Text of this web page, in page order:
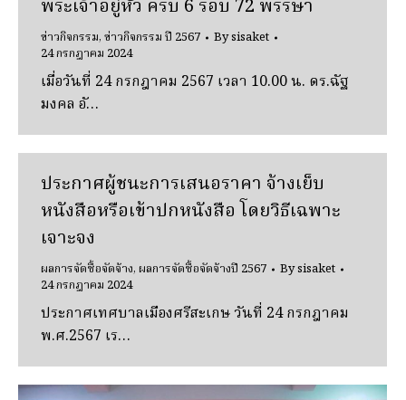
พระเจ้าอยู่หัว ครบ 6 รอบ 72 พรรษา
ข่าวกิจกรรม,ข่าวกิจกรรม ปี 2567 Bysisaket
24 กรกฎาคม 2024
เมื่อวันที่ 24 กรกฎาคม 2567 เวลา 10.00 น. ดร.ฉัฐ
มงคล อั…
ประกาศผู้ชนะการเสนอราคา จ้างเย็บ
หนังสือหรือเข้าปกหนังสือ โดยวิธีเฉพาะ
เจาะจง
ผลการจัดซื้อจัดจ้าง,ผลการจัดซื้อจัดจ้างปี 2567 Bysisaket
24 กรกฎาคม 2024
ประกาศเทศบาลเมืองศรีสะเกษ วันที่ 24 กรกฎาคม
พ.ศ.2567 เร…